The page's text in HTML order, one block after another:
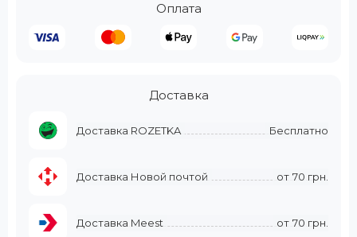
Оплата
Доставка
Доставка ROZETKA Бесплатно
Доставка Новой почтой от 70 грн.
Доставка Meest от 70 грн.